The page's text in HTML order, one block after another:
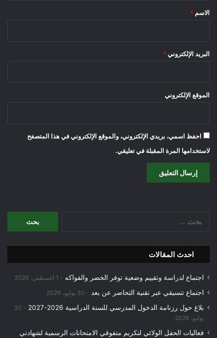
*
الاسم *
البريد الإلكتروني *
الموقع الإلكتروني
احفظ اسمي، بريدي الإلكتروني، والموقع الإلكتروني في هذا المتصفح
لاستخدامها المرة المقبلة في تعليقي.
احدث المقالات
اجتماع لدراسة وتقييم وضعية توفر الخضر والفواكه 1 أغسطس، 2026
اجتماع تنسيقي عبر تقنية التحاضر عن بعد 30 يوليو، 2026
بلاغ حول رزنامة الدخول المدرسي للسنة الدراسية 2026-2027
30
يوليو، 2026
فعاليات الحفل الولائي لتكريم متفوقي الامتحانات الرسمية لشهادتي